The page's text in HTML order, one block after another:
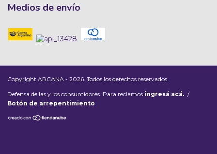
Medios de envío
Copyright ARCANA - 2026. Todos los derechos reservados.
Defensa de las y los consumidores. Para reclamos ingresá acá. /
Botón de arrepentimiento